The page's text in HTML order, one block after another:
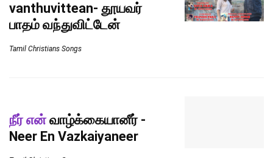
vanthuvittean- தூயவர்
பாதம் வந்துவிட்டேன்
Tamil Christians Songs
நீர் என்வாழ்க்கையானீர் -
Neer En Vazkaiyaneer